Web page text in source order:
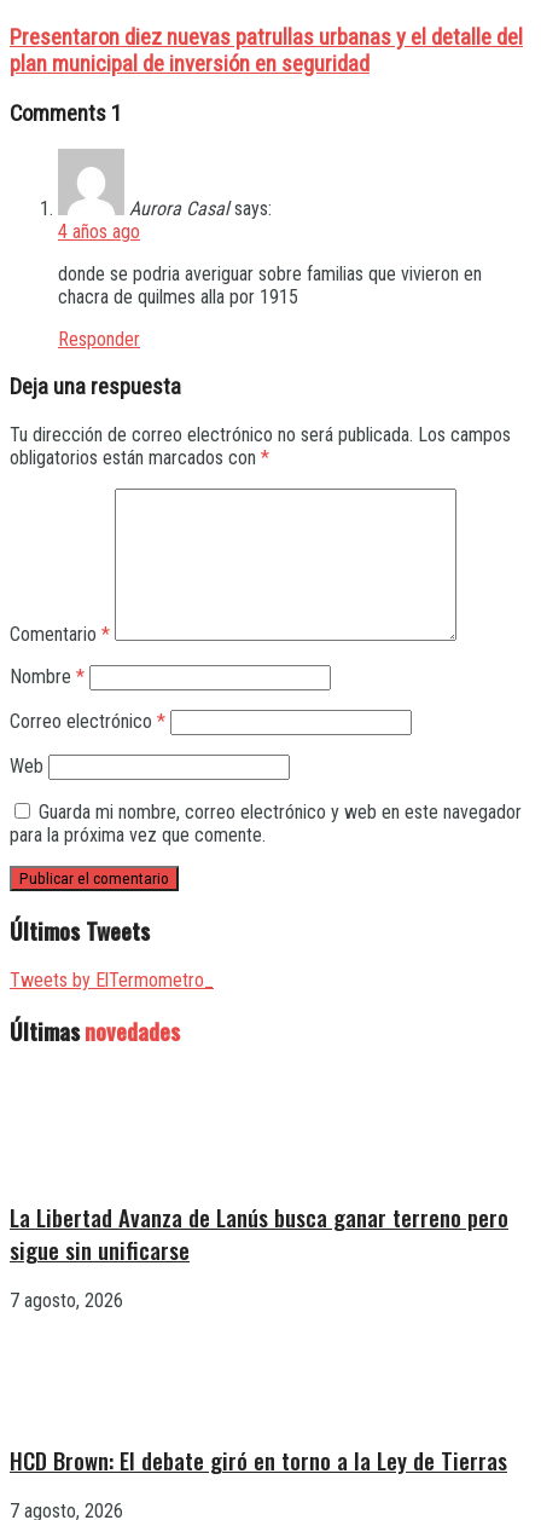
Presentaron diez nuevas patrullas urbanas y el detalle del
plan municipal de inversión en seguridad
Comments 1
Aurora Casal says:
4 años ago
donde se podria averiguar sobre familias que vivieron en
chacra de quilmes alla por 1915
Responder
Deja una respuesta
Tu dirección de correo electrónico no será publicada. Los campos
obligatorios están marcados con *
Comentario *
Nombre *
Correo electrónico *
Web
Guarda mi nombre, correo electrónico y web en este navegador
para la próxima vez que comente.
Últimos Tweets
Tweets by ElTermometro_
Últimasnovedades
La Libertad Avanza de Lanús busca ganar terreno pero
sigue sin unificarse
7 agosto, 2026
HCD Brown: El debate giró en torno a la Ley de Tierras
7 agosto, 2026